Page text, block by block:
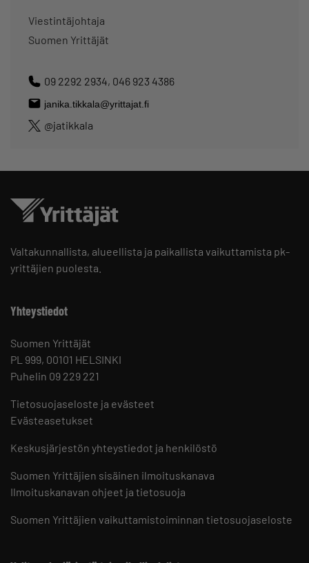
Viestintäjohtaja
Suomen Yrittäjät
09 2292 2934, 046 923 4386
@jatikkala
Valtakunnallista, alueellista ja paikallista vaikuttamista pk-
yrittäjien puolesta.
Yhteystiedot
Suomen Yrittäjät
PL 999, 00101 HELSINKI
Puhelin 09 229 221
Tietosuojaseloste ja evästeet
Evästeasetukset
Keskusjärjestön yhteystiedot ja henkilöstö
Suomen Yrittäjien sisäinen ilmoituskanava
Ilmoituskanavan ohjeet ja tietosuoja
Suomen Yrittäjien vaikuttamistoiminnan tietosuojaseloste